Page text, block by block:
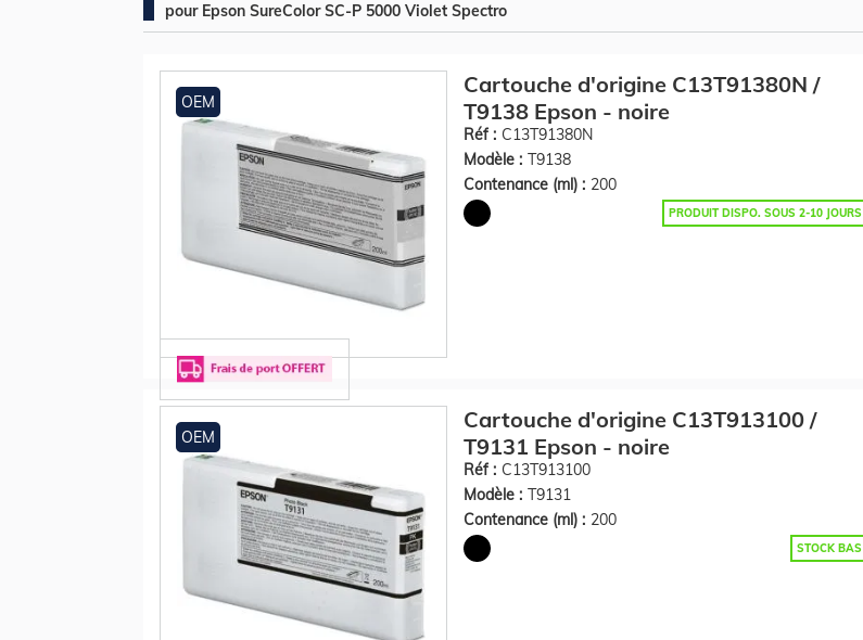
pour Epson SureColor SC-P 5000 Violet Spectro
OEM
Cartouche d'origine C13T91380N /
T9138 Epson - noire
Réf : C13T91380N
Modèle : T9138
Contenance (ml) : 200
PRODUIT DISPO. SOUS 2-10 JOURS
OEM
Cartouche d'origine C13T913100 /
T9131 Epson - noire
Réf : C13T913100
Modèle : T9131
Contenance (ml) : 200
STOCK BAS